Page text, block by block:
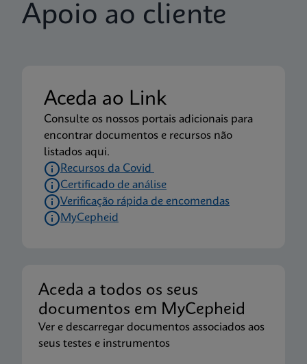
Apoio ao cliente
Aceda ao Link
Consulte os nossos portais adicionais para
encontrar documentos e recursos não
listados aqui.
Recursos da Covid
Certificado de análise
Verificação rápida de encomendas
MyCepheid
Aceda a todos os seus
documentos em MyCepheid
Ver e descarregar documentos associados aos
seus testes e instrumentos